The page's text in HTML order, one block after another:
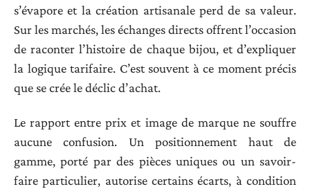
s’évapore et la création artisanale perd de sa valeur.
Sur les marchés, les échanges directs offrent l’occasion
de raconter l’histoire de chaque bijou, et d’expliquer
la logique tarifaire. C’est souvent à ce moment précis
que se crée le déclic d’achat.
Le rapport entre prix et image de marque ne souffre
aucune confusion. Un positionnement haut de
gamme, porté par des pièces uniques ou un savoir-
faire particulier, autorise certains écarts, à condition